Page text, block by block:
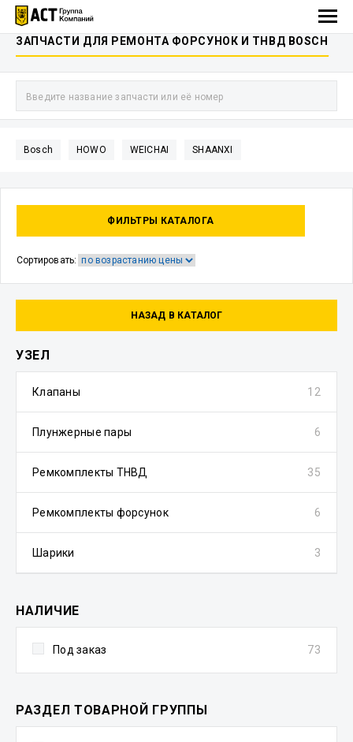
ЗАПЧАСТИ ДЛЯ РЕМОНТА ФОРСУНОК И ТНВД BOSCH
Bosch
HOWO WEICHAI SHAANXI
ФИЛЬТРЫ КАТАЛОГА
Сортировать:
НАЗАД В КАТАЛОГ
УЗЕЛ
Клапаны 12
Плунжерные пары 6
Ремкомплекты ТНВД 35
Ремкомплекты форсунок 6
Шарики 3
НАЛИЧИЕ
Под заказ 73
РАЗДЕЛ ТОВАРНОЙ ГРУППЫ